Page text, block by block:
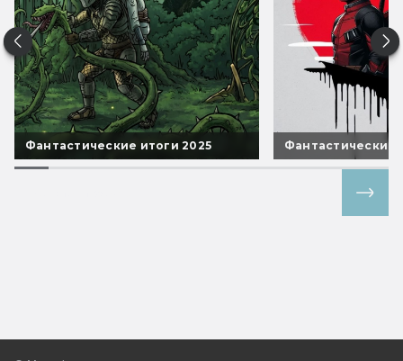
Фантастические итоги 2025 Фантастические